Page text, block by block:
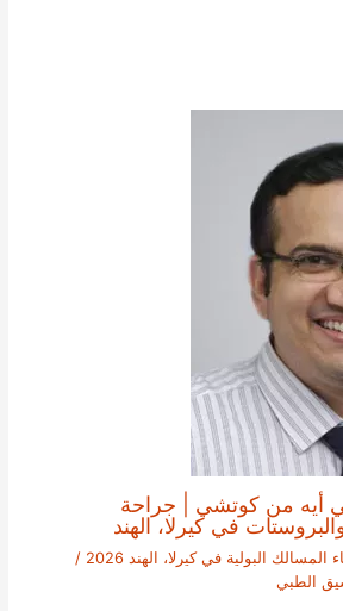
أيه من كوتشي | جراحة
في كيرلا، الهند
البولية في كيرلا، الهند 2026
/
الطبي